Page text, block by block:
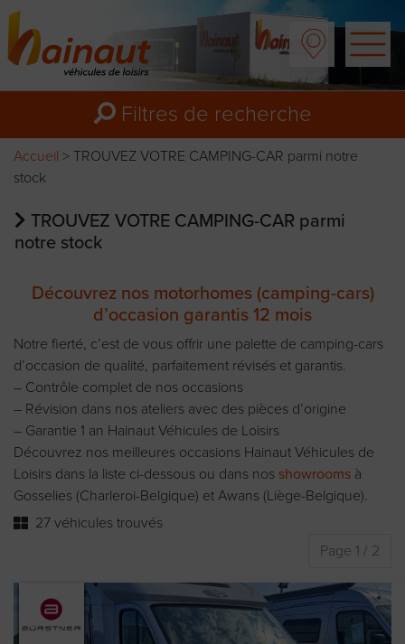
Filtres de recherche
Accueil > TROUVEZ VOTRE CAMPING-CAR parmi notre
stock
TROUVEZ VOTRE CAMPING-CAR parmi
notre stock
Découvrez nos motorhomes (camping-cars)
d’occasion garantis 12 mois
Notre fierté, c’est de vous offrir une palette de camping-cars
d’occasion de qualité, parfaitement révisés et garantis.
– Contrôle complet de nos occasions
– Révision dans nos ateliers avec des pièces d’origine
– Garantie 1 an Hainaut Véhicules de Loisirs
Découvrez nos meilleures occasions Hainaut Véhicules de
Loisirs dans la liste ci-dessous ou dans nos showrooms à
Gosselies (Charleroi-Belgique) et Awans (Liège-Belgique).
27 véhicules trouvés
Page 1 / 2